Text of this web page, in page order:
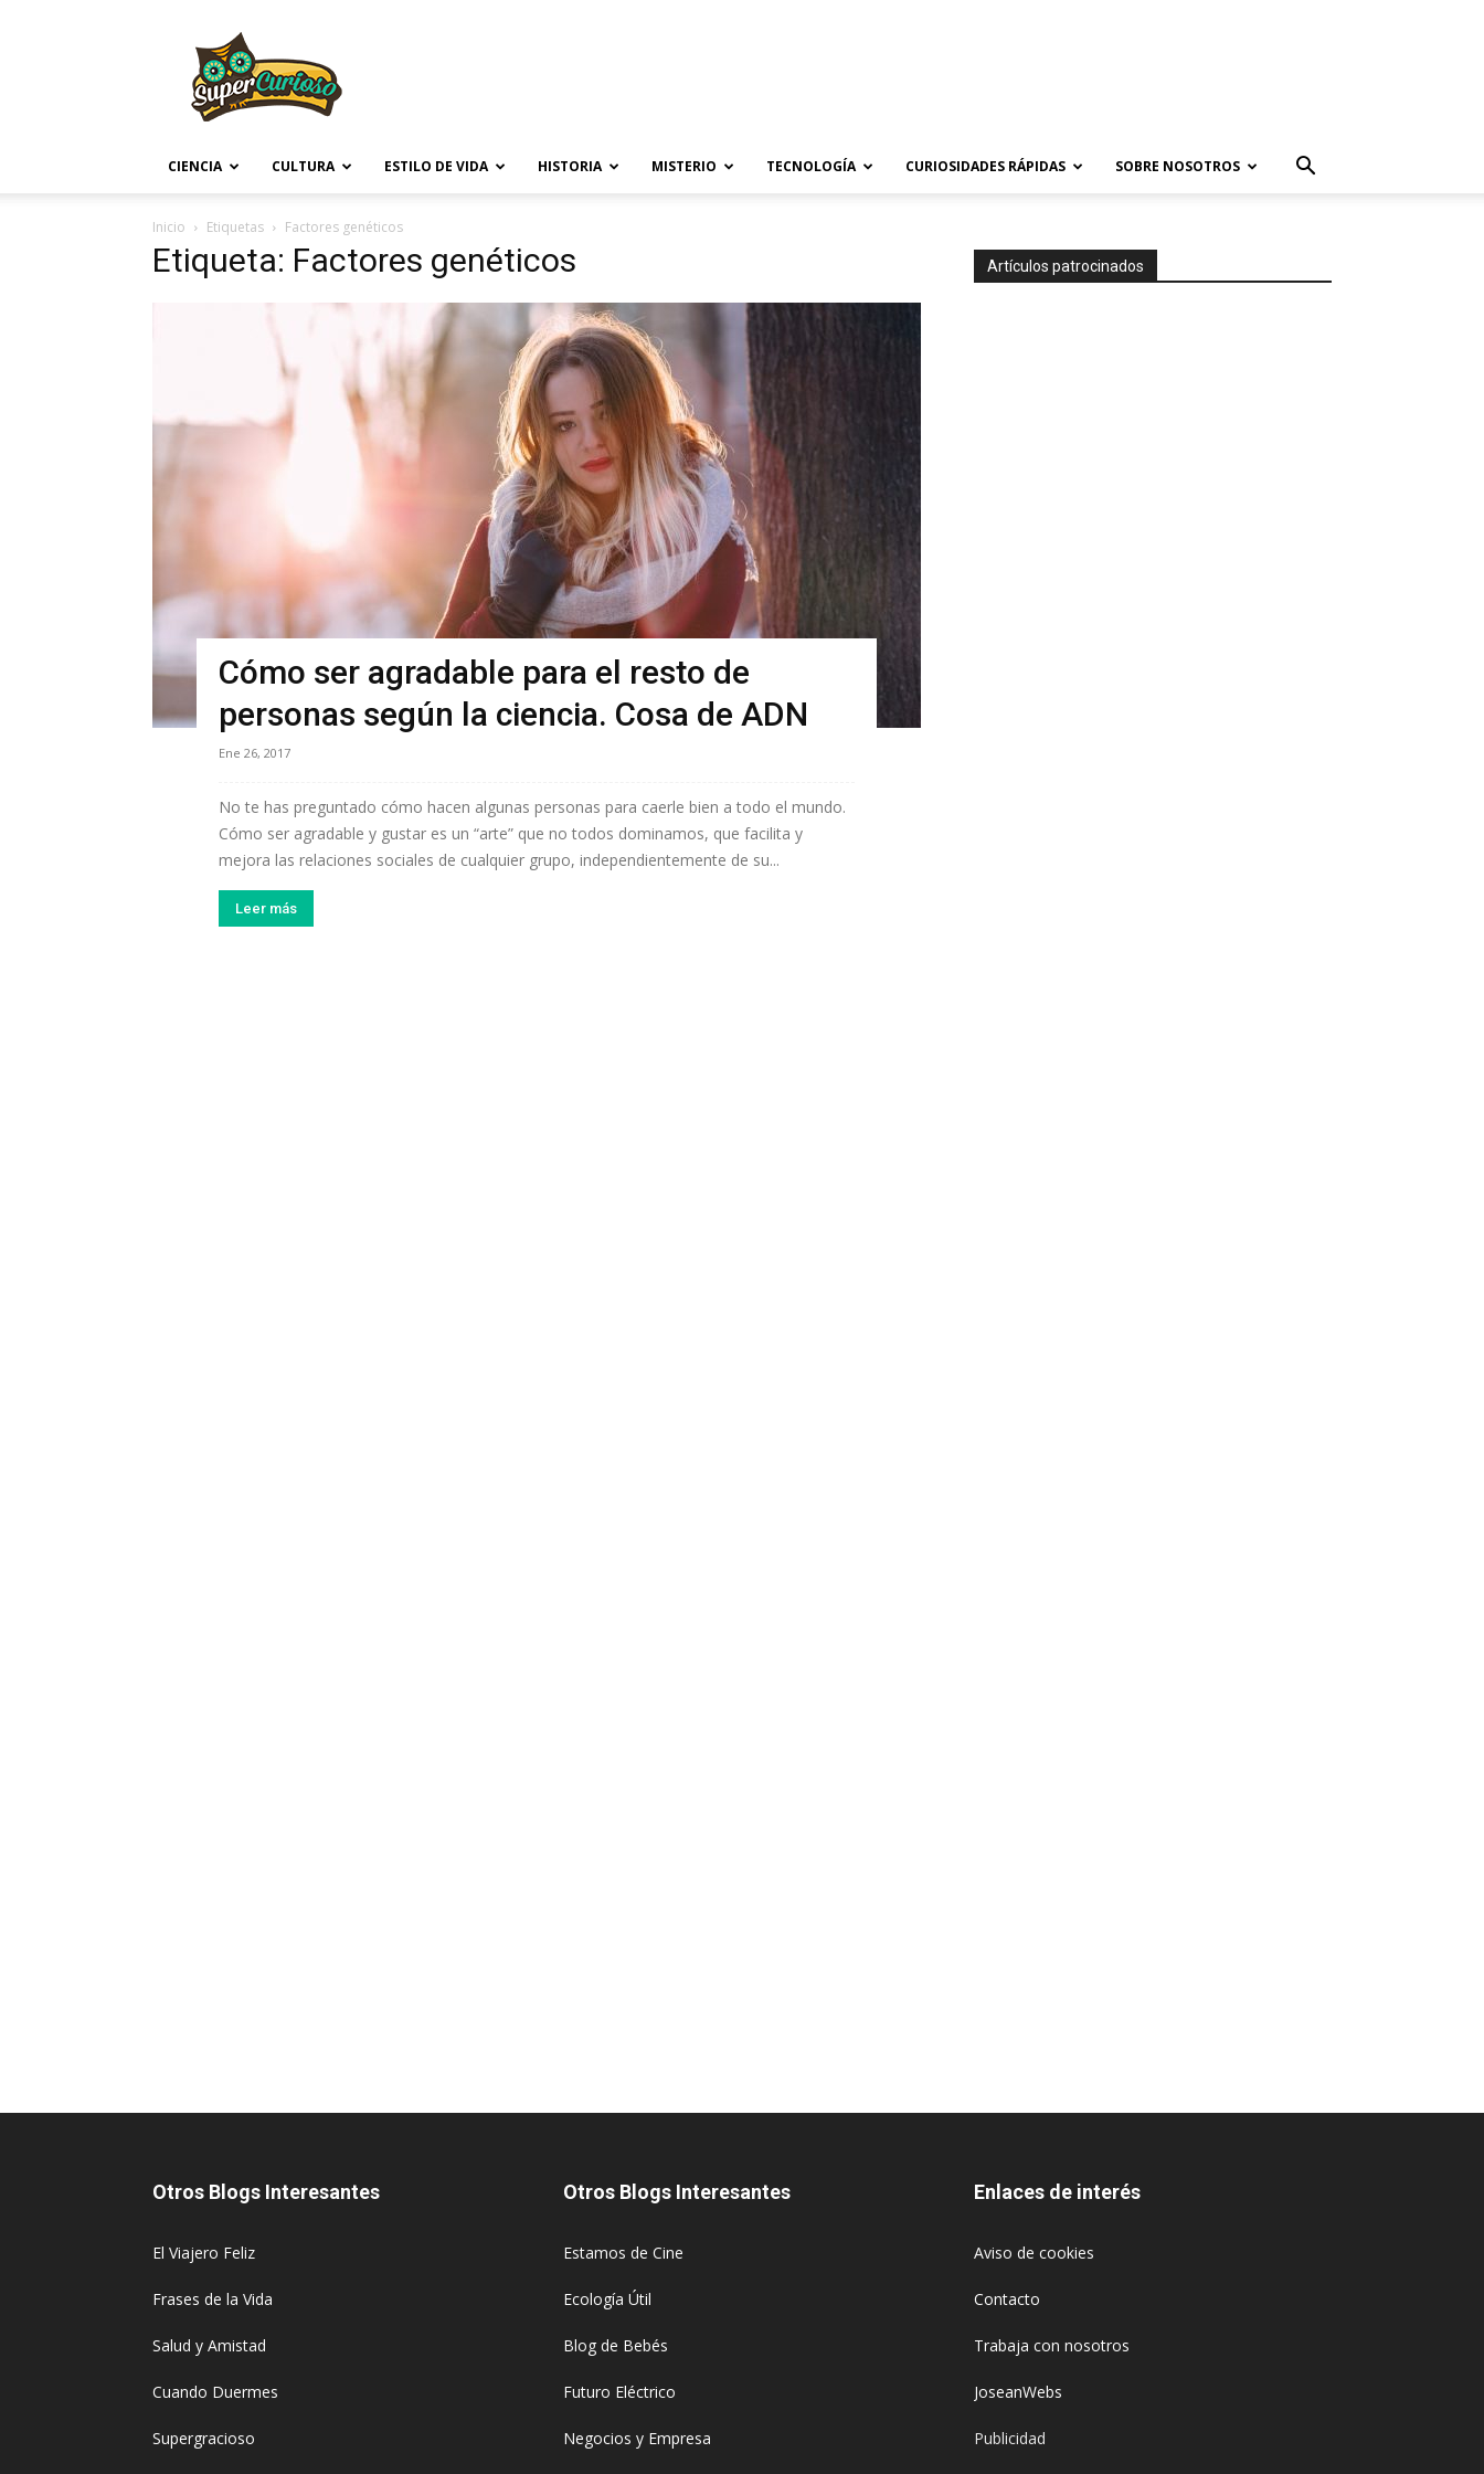
CIENCIA CULTURA ESTILO DE VIDA HISTORIA MISTERIO TECNOLOGÍA CURIOSIDADES RÁPIDAS SOBRE NOSOTROS
Inicio Etiquetas Factores genéticos
Etiqueta: Factores genéticos
Cómo ser agradable para el resto de
personas según la ciencia. Cosa de ADN
Ene 26, 2017
No te has preguntado cómo hacen algunas personas para caerle bien a todo el mundo.
Cómo ser agradable y gustar es un “arte” que no todos dominamos, que facilita y
mejora las relaciones sociales de cualquier grupo, independientemente de su...
Leer más
Artículos patrocinados
Otros Blogs Interesantes
El Viajero Feliz
Frases de la Vida
Salud y Amistad
Cuando Duermes
Supergracioso
Otros Blogs Interesantes
Estamos de Cine
Ecología Útil
Blog de Bebés
Futuro Eléctrico
Negocios y Empresa
Enlaces de interés
Aviso de cookies
Contacto
Trabaja con nosotros
JoseanWebs
Publicidad